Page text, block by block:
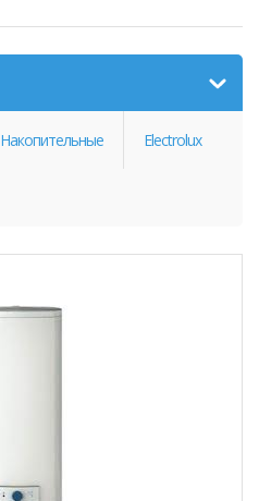
Накопительные Electrolux